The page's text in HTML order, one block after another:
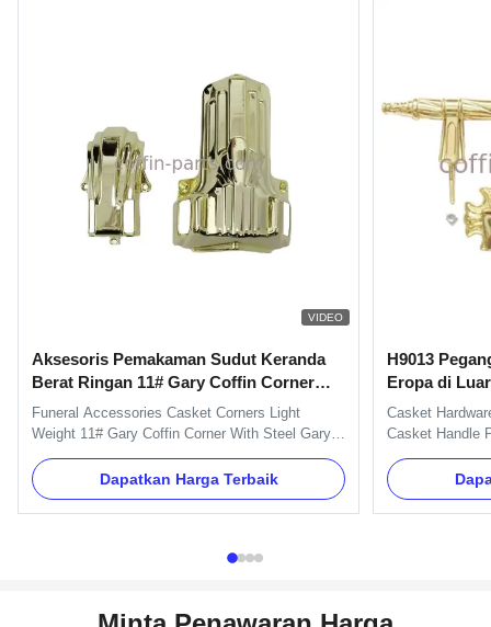
VIDEO
Aksesoris Pemakaman Sudut Keranda
Berat Ringan 11# Gary Coffin Corner
Dengan Baja
Funeral Accessories Casket Corners Light
Weight 11# Gary Coffin Corner With Steel Gary
Casket Corner with Steel Product Specifications
Attribute Value Color Gary Style American Style
Model Number 11# - Gary Application Coffin
Dapatkan Harga Terbaik
H9013
Eropa di Luar
Casket
Casket Handle
handles,
can pack as
Model H9013